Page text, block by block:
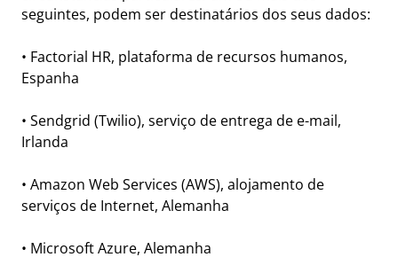
seguintes, podem ser destinatários dos seus dados:
• Factorial HR, plataforma de recursos humanos,
Espanha
• Sendgrid (Twilio), serviço de entrega de e-mail,
Irlanda
• Amazon Web Services (AWS), alojamento de
serviços de Internet, Alemanha
• Microsoft Azure, Alemanha